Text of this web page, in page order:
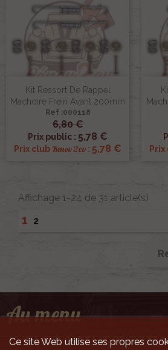
Kit Ressort De Rappel
Machoire Frein Avant 200mm
Ref :000118
6,80 €
Prix public : 5,78 €
Prix club Renov 2cv : 5,78 €
Affichage 1-24 de 31 article(s)
1 2
Au menu
Ce site Web utilise ses propres